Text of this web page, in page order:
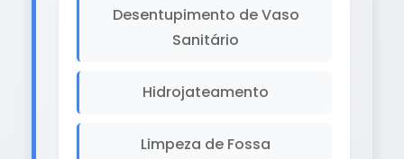
Desentupimento de Vaso
Sanitário
Hidrojateamento
Limpeza de Fossa